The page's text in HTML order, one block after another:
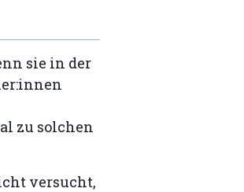
sie in der
zu solchen
versucht,